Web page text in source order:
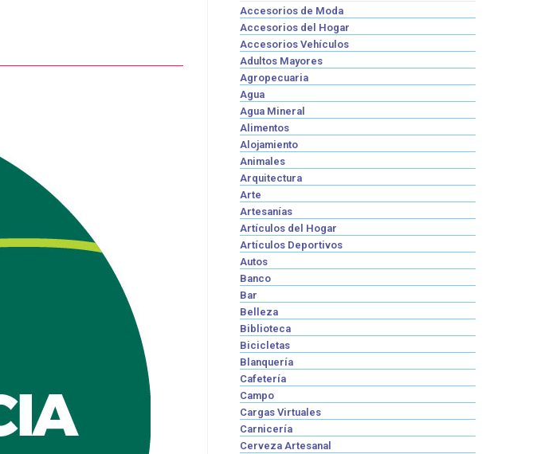
Accesorios de Moda
Accesorios del Hogar
Accesorios Vehículos
Adultos Mayores
Agropecuaria
Agua
Agua Mineral
Alimentos
Alojamiento
Animales
Arquitectura
Arte
Artesanías
Artículos del Hogar
Artículos Deportivos
Autos
Banco
Bar
Belleza
Biblioteca
Bicicletas
Blanquería
Cafetería
Campo
Cargas Virtuales
Carnicería
Cerveza Artesanal